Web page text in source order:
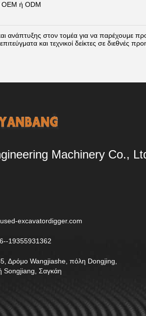
OEM ή ODM
ανάπτυξης στον τομέα για να παρέχουμε
και τεχνικοί δείκτες σε διεθνές
Machinery Co.,
excavatordigger.com
19355931362
Δρόμο Wangjiashe, πόλη Dongjing,
Songjiang, Σαγκάη